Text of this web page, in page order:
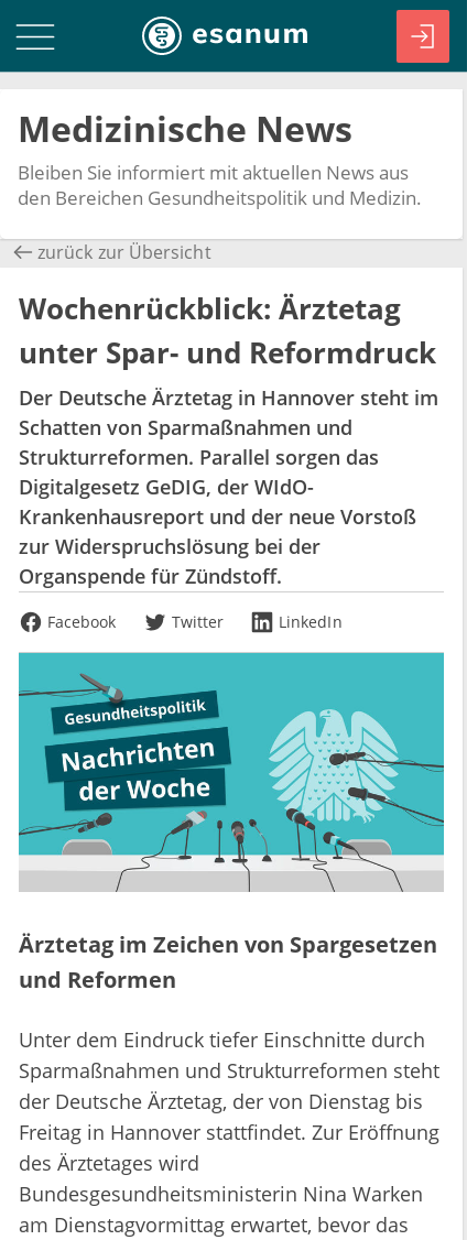
Medizinische News
Bleiben Sie informiert mit aktuellen News aus
den Bereichen Gesundheitspolitik und Medizin.
zurück zur Übersicht
Wochenrückblick: Ärztetag
unter Spar- und Reformdruck
Der Deutsche Ärztetag in Hannover steht im
Schatten von Sparmaßnahmen und
Strukturreformen. Parallel sorgen das
Digitalgesetz GeDIG, der WIdO-
Krankenhausreport und der neue Vorstoß
zur Widerspruchslösung bei der
Organspende für Zündstoff.
Facebook Twitter LinkedIn
Ärztetag im Zeichen von Spargesetzen
und Reformen
Unter dem Eindruck tiefer Einschnitte durch
Sparmaßnahmen und Strukturreformen steht
der Deutsche Ärztetag, der von Dienstag bis
Freitag in Hannover stattfindet. Zur Eröffnung
des Ärztetages wird
Bundesgesundheitsministerin Nina Warken
am Dienstagvormittag erwartet, bevor das